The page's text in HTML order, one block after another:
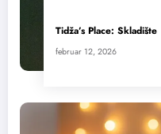
Tidža’s Place: Skladište
februar 12, 2026